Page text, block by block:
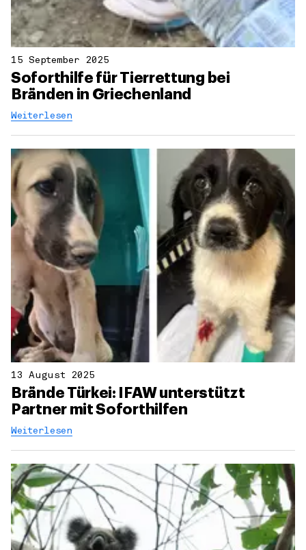
15 September 2025
Soforthilfe für Tierrettung bei
Bränden in Griechenland
Weiterlesen
13 August 2025
Brände Türkei: IFAW unterstützt
Partner mit Soforthilfen
Weiterlesen